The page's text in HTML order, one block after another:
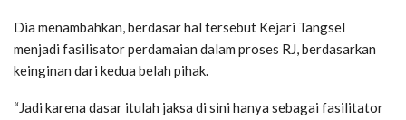
Dia menambahkan, berdasar hal tersebut Kejari Tangsel
menjadi fasilisator perdamaian dalam proses RJ, berdasarkan
keinginan dari kedua belah pihak.
“Jadi karena dasar itulah jaksa di sini hanya sebagai fasilitator